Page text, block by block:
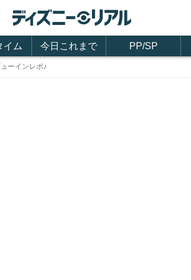
イム 今日これまで PP/SP
ーインレポ♪